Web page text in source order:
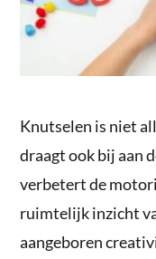
Knutselen is niet
draagt ook bij aan
verbetert de
ruimtelijk inzicht
aangeboren